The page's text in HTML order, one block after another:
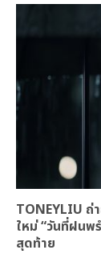
TONEYLIU ถ่
ใหม่ “วันที่ฝนพ
สุดท้าย